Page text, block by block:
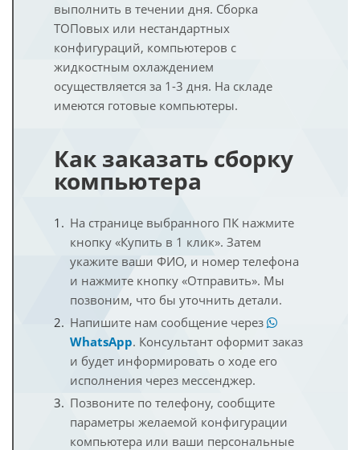
выполнить в течении дня. Сборка
ТОПовых или нестандартных
конфигураций, компьютеров с
жидкостным охлаждением
осуществляется за 1-3 дня. На складе
имеются готовые компьютеры.
Как заказать сборку
компьютера
На странице выбранного ПК нажмите
кнопку «Купить в 1 клик». Затем
укажите ваши ФИО, и номер телефона
и нажмите кнопку «Отправить». Мы
позвоним, что бы уточнить детали.
Напишите нам сообщение через
WhatsApp. Консультант оформит заказ
и будет информировать о ходе его
исполнения через мессенджер.
Позвоните по телефону, сообщите
параметры желаемой конфигурации
компьютера или ваши персональные